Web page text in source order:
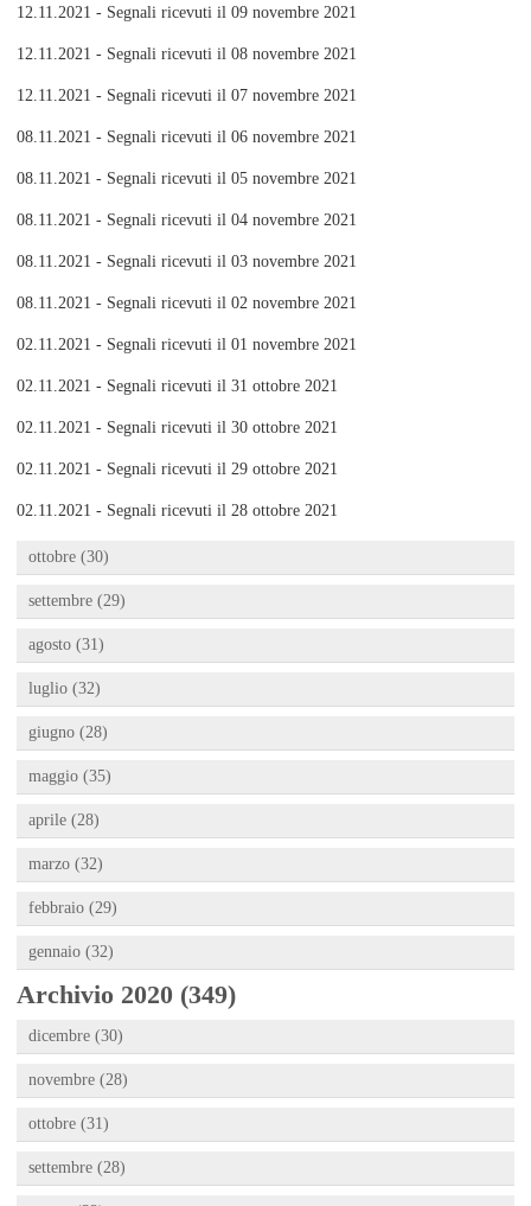
12.11.2021 - Segnali ricevuti il 09 novembre 2021
12.11.2021 - Segnali ricevuti il 08 novembre 2021
12.11.2021 - Segnali ricevuti il 07 novembre 2021
08.11.2021 - Segnali ricevuti il 06 novembre 2021
08.11.2021 - Segnali ricevuti il 05 novembre 2021
08.11.2021 - Segnali ricevuti il 04 novembre 2021
08.11.2021 - Segnali ricevuti il 03 novembre 2021
08.11.2021 - Segnali ricevuti il 02 novembre 2021
02.11.2021 - Segnali ricevuti il 01 novembre 2021
02.11.2021 - Segnali ricevuti il 31 ottobre 2021
02.11.2021 - Segnali ricevuti il 30 ottobre 2021
02.11.2021 - Segnali ricevuti il 29 ottobre 2021
02.11.2021 - Segnali ricevuti il 28 ottobre 2021
ottobre (30)
settembre (29)
agosto (31)
luglio (32)
giugno (28)
maggio (35)
aprile (28)
marzo (32)
febbraio (29)
gennaio (32)
Archivio 2020 (349)
dicembre (30)
novembre (28)
ottobre (31)
settembre (28)